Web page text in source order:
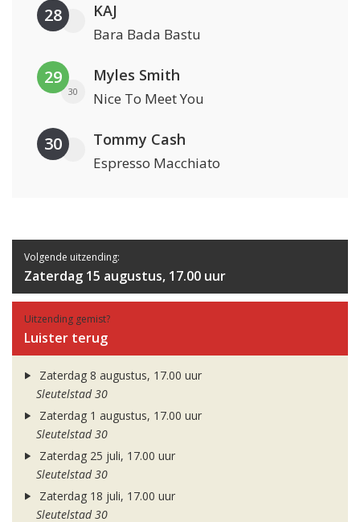
28 KAJ
Bara Bada Bastu
29
30
Myles Smith
Nice To Meet You
30 Tommy Cash
Espresso Macchiato
Volgende uitzending:
Zaterdag 15 augustus, 17.00 uur
Uitzending gemist?
Luister terug
Zaterdag 8 augustus, 17.00 uur
Sleutelstad 30
Zaterdag 1 augustus, 17.00 uur
Sleutelstad 30
Zaterdag 25 juli, 17.00 uur
Sleutelstad 30
Zaterdag 18 juli, 17.00 uur
Sleutelstad 30